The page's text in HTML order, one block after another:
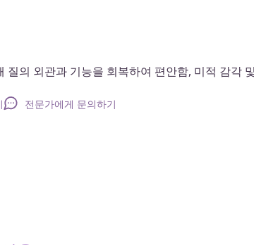
질의 외관과 기능을 회복하여 편안함, 미적 감각
전문가에게 문의하기